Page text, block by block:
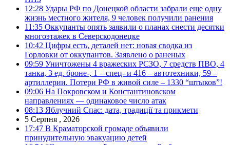
12:28 Удары РФ по Донецкой области забрали еще одну
жизнь местного жителя, 9 человек получили ранения
11:35 Оккупанты опять заявили о планах снести десятки
многоэтажек в Северскодонецке
10:42 Цифры есть, деталей нет: новая сводка из
Горловки от оккупантов. Заявлено о раненых
09:59 Уничтожены 4 вражеских РСЗО, 7 средств ПВО, 4
танка, 3 ед. броне-, 1 – спец- и 416 – автотехники, 59 –
артиллерии. Потери РФ в живой силе – 1330 “штыков”!
09:06 На Покровском и Константиновском
направлениях — одинаковое число атак
08:13 Яблучний Спас: дата, традиції та прикмети
5 Серпня , 2026
17:47 В Краматорской громаде объявили
принудительную эвакуацию детей